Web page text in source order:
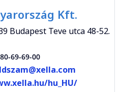
Kft.
Budapest Teve utca 48-52.
69-69-00
hu_HU/